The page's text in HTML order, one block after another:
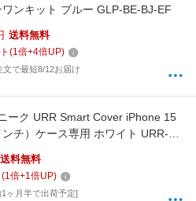
ンキット ブルー GLP-BE-BJ-EF
送料無料
(1倍+4倍UP)
文で最短8/12お届け
ーク URR Smart Cover iPhone 15
チ）ケース専用 ホワイト URR-
送料無料
(1倍+1倍UP)
ヶ月半で出荷予定]